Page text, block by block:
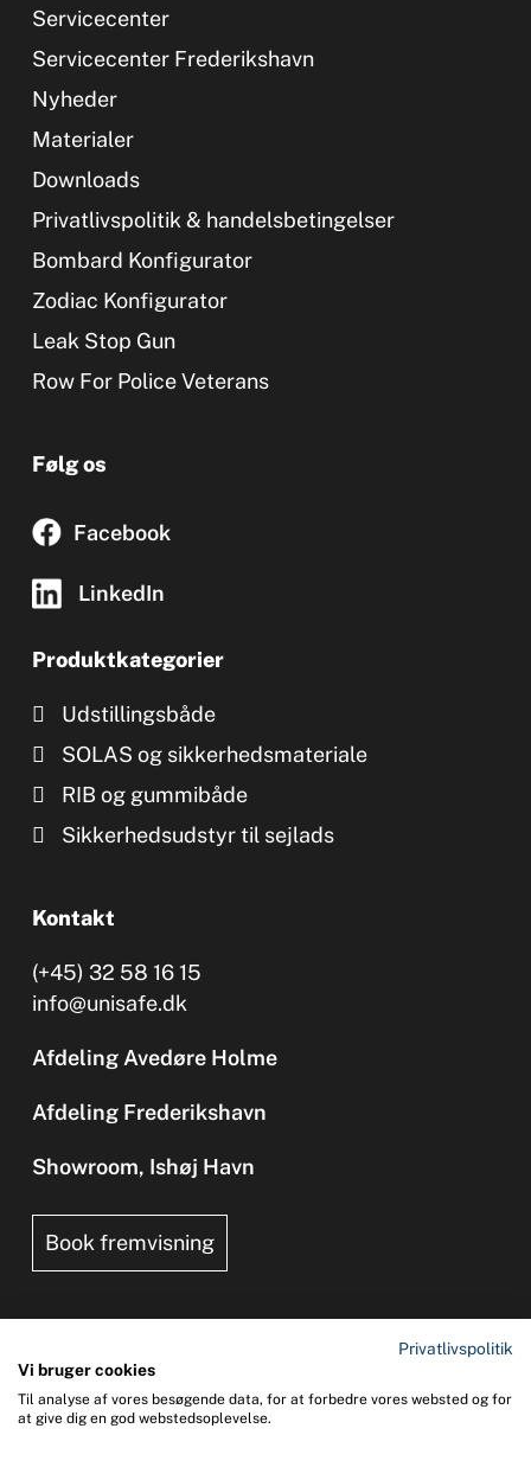
Servicecenter
Servicecenter Frederikshavn
Nyheder
Materialer
Downloads
Privatlivspolitik & handelsbetingelser
Bombard Konfigurator
Zodiac Konfigurator
Leak Stop Gun
Row For Police Veterans
Følg os
Facebook
LinkedIn
Produktkategorier
Udstillingsbåde
SOLAS og sikkerhedsmateriale
RIB og gummibåde
Sikkerhedsudstyr til sejlads
Kontakt
(+45) 32 58 16 15
info@unisafe.dk
Afdeling Avedøre Holme
Afdeling Frederikshavn
Showroom, Ishøj Havn
Book fremvisning
Copyright 2026 © UNI-SAFE Safety at Sea
Privatlivspolitik
Vi bruger cookies
Til analyse af vores besøgende data, for at forbedre vores websted og for
at give dig en god webstedsoplevelse.